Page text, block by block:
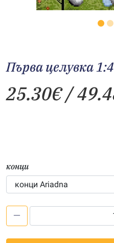
Първа целувка
25.30€/
конци